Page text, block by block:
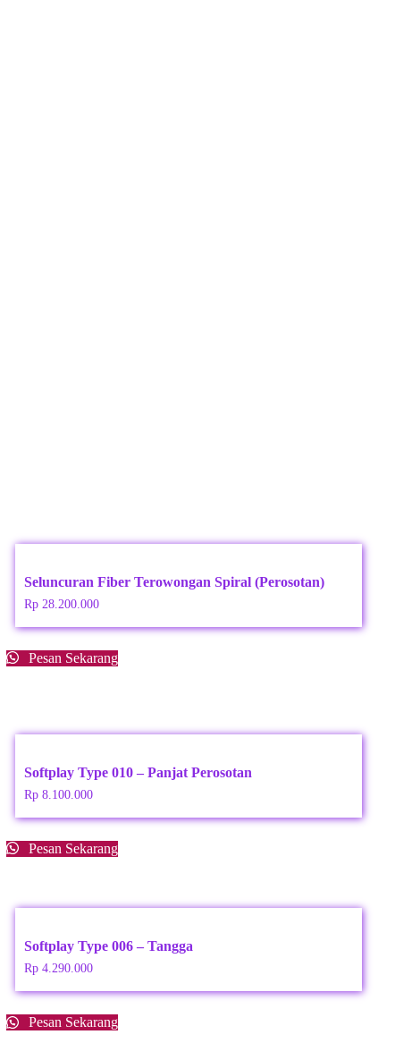
Seluncuran Fiber Terowongan Spiral (Perosotan)
Rp28.200.000
Pesan Sekarang
Softplay Type 010 – Panjat Perosotan
Rp8.100.000
Pesan Sekarang
Softplay Type 006 – Tangga
Rp4.290.000
Pesan Sekarang